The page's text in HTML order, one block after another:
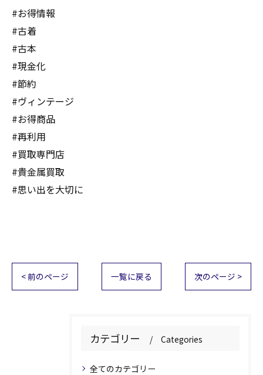
#お得情報
#古着
#古本
#現金化
#節約
#ヴィンテージ
#お得商品
#再利用
#買取専門店
#貴金属買取
#思い出を大切に
< 前のページ 一覧に戻る 次のページ >
カテゴリー Categories
全てのカテゴリー